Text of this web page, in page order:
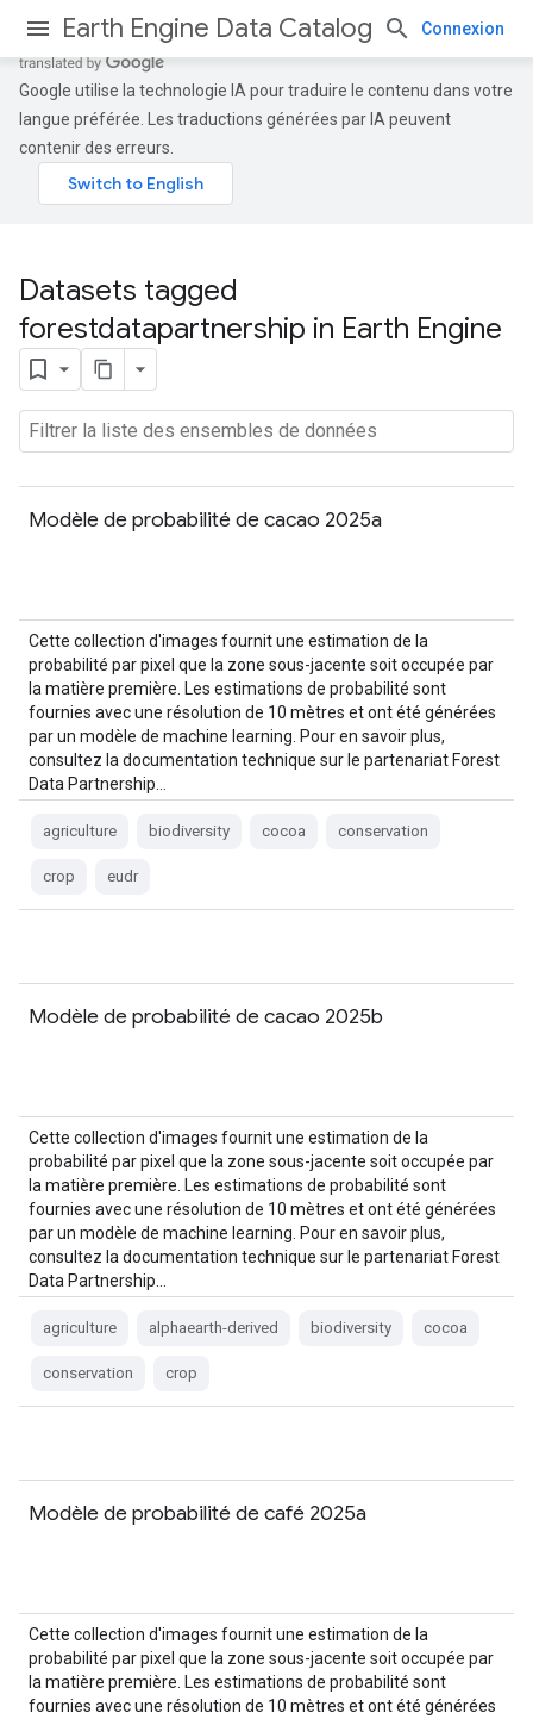
Earth Engine Data Catalog Connexion
Google utilise la technologie IA pour traduire le contenu dans votre
langue préférée. Les traductions générées par IA peuvent
contenir des erreurs.
Datasets tagged
forestdatapartnership in Earth Engine
Modèle de probabilité de cacao 2025a
Cette collection d'images fournit une estimation de la
probabilité par pixel que la zone sous-jacente soit occupée par
la matière première. Les estimations de probabilité sont
fournies avec une résolution de 10 mètres et ont été générées
par un modèle de machine learning. Pour en savoir plus,
consultez la documentation technique sur le partenariat Forest
Data Partnership…
agriculture biodiversity cocoa conservation
crop eudr
Modèle de probabilité de cacao 2025b
Cette collection d'images fournit une estimation de la
probabilité par pixel que la zone sous-jacente soit occupée par
la matière première. Les estimations de probabilité sont
fournies avec une résolution de 10 mètres et ont été générées
par un modèle de machine learning. Pour en savoir plus,
consultez la documentation technique sur le partenariat Forest
Data Partnership…
agriculture alphaearth-derived biodiversity cocoa
conservation crop
Modèle de probabilité de café 2025a
Cette collection d'images fournit une estimation de la
probabilité par pixel que la zone sous-jacente soit occupée par
la matière première. Les estimations de probabilité sont
fournies avec une résolution de 10 mètres et ont été générées